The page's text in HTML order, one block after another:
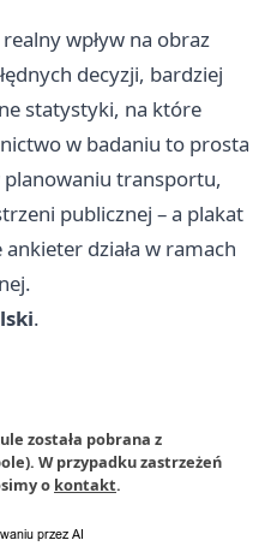
wpływ na obraz
decyzji, bardziej
statystyki, na które
w badaniu to prosta
transportu,
publicznej – a plakat
działa w ramach
.
została pobrana z
W przypadku zastrzeżeń
o kontakt.